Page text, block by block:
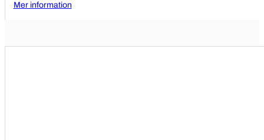
Mer information